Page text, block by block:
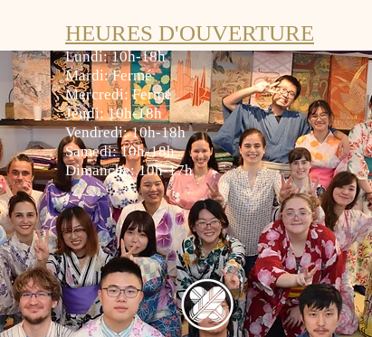
HEURES D'OUVERTURE
Lundi: 10h-18h
Mardi: Fermé
Mercredi: Fermé
Jeudi: 10h-18h
Vendredi: 10h-18h
Samedi: 10h-18h
Dimanche: 10h-17h